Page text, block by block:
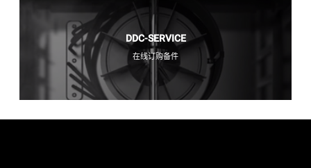
DDC-SERVICE
在线订购备件